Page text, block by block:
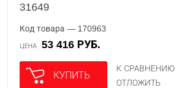
31649
Код товара — 170963
ЦЕНА 53 416 РУБ.
КУПИТЬ
К СРАВНЕНИЮ
ОТЛОЖИТЬ